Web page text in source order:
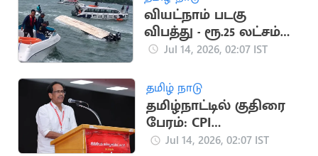
வியட்நாம் படகு
விபத்து - ரூ.25 லட்சம்
நிவாரணம்
Jul 14, 2026, 02:07 IST
தமிழ் நாடு
தமிழ்நாட்டில் குதிரை
பேரம்: CPI
மு.வீரபாண்டியன்
Jul 14, 2026, 02:07 IST